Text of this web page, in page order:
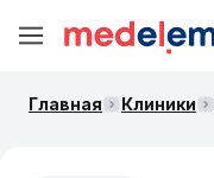
Главная Клиники